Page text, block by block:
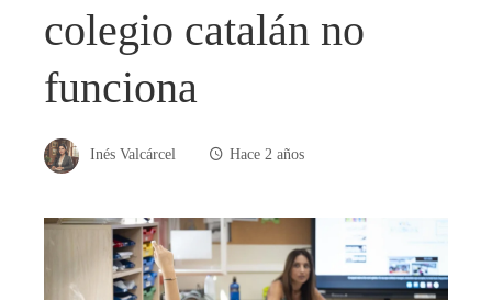
colegio catalán no
funciona
Inés Valcárcel Hace 2 años